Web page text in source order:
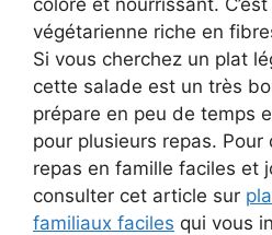
végétarienne riche en
Si vous cherchez un plat
cette salade est un très
prépare en peu de temps
pour plusieurs repas. Pour
repas en famille faciles et
consulter cet article sur
familiaux faciles qui vous